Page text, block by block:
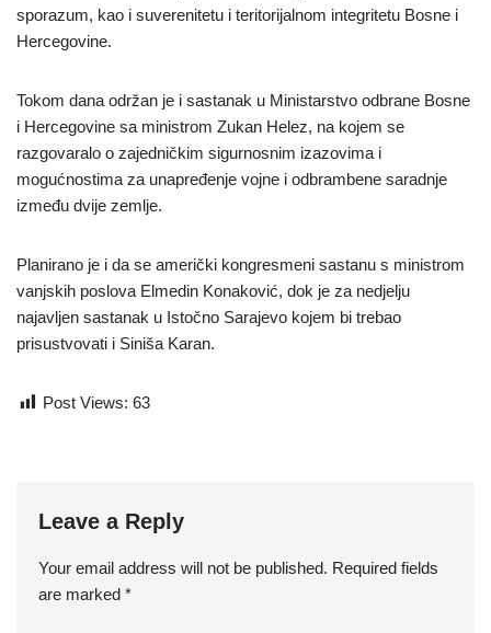
sporazum, kao i suverenitetu i teritorijalnom integritetu Bosne i
Hercegovine.
Tokom dana održan je i sastanak u Ministarstvo odbrane Bosne
i Hercegovine sa ministrom Zukan Helez, na kojem se
razgovaralo o zajedničkim sigurnosnim izazovima i
mogućnostima za unapređenje vojne i odbrambene saradnje
između dvije zemlje.
Planirano je i da se američki kongresmeni sastanu s ministrom
vanjskih poslova Elmedin Konaković, dok je za nedjelju
najavljen sastanak u Istočno Sarajevo kojem bi trebao
prisustvovati i Siniša Karan.
Post Views: 63
Leave a Reply
Your email address will not be published. Required fields
are marked *